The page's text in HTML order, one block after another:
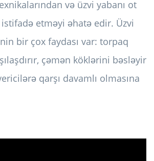
və üzvi yabanı ot
etməyi əhatə edir. Üzvi
bir çox faydası var: torpaq
çəmən köklərini bəsləyir
qarşı davamlı olmasına